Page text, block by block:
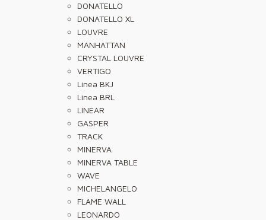
DONATELLO
DONATELLO XL
LOUVRE
MANHATTAN
CRYSTAL LOUVRE
VERTIGO
Linea BKJ
Linea BRL
LINEAR
GASPER
TRACK
MINERVA
MINERVA TABLE
WAVE
MICHELANGELO
FLAME WALL
LEONARDO